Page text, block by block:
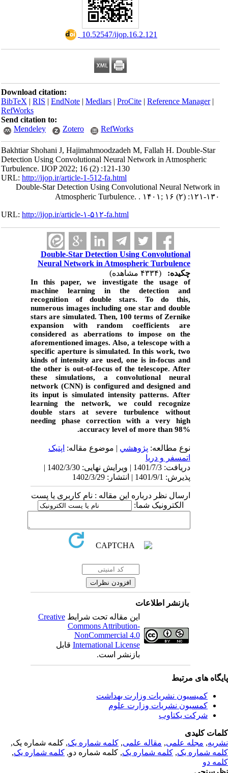
‎ 10.52547/ijop.16.2.121
Download citation:
BibTeX|RIS|EndNote|Medlars|ProCite|Reference Manager
RefWorks
Send citation to:
Mendeley
Zotero RefWorks
Bakhtiar Shohani J, Hajimahmoodzadeh M, Fallah H. Double-Star
Detection Using Convolutional Neural Network in Atmospheric
Turbulence. IJOP 2022; 16 (2) :121-130
URL:http://ijop.ir/article-1-512-fa.html
Double-Star Detection Using Convolutional Neural Network in
Atmospheric Turbulence. . ۱۴۰۱; ۱۶ (۲) :۱۲۱-۱۳۰
URL:http://ijop.ir/article-۱-۵۱۲-fa.html
Double-Star Detection Using Convolutional
Neural Network in Atmospheric Turbulence
چکیده:
In this paper, we investigate the usage of
machine learning in the detection and
recognition of double stars. To do this,
numerous images including one star and double
stars are simulated. Then, 100 terms of Zernike
expansion with random coefficients are
considered as aberrations to impose on the
aforementioned images. Also, a telescope with a
specific aperture is simulated. In this work, two
kinds of intensity are used, one is in-focus and
the other is out-of-focus of the telescope. After
these simulations, a convolutional neural
network (CNN) is configured and designed and
its input is simulated intensity patterns. After
learning the network, we could recognize
double stars at severe turbulence without
needing phase correction with a very high
accuracy level of more than 98%.
نوع مطالعه:پژوهشي| موضوع مقاله:اپتیک
اتمسفر و دریا
دریافت: 1401/7/3 | ویرایش نهایی: 1402/3/30 |
پذیرش: 1401/9/1 | انتشار: 1402/3/29
ارسال نظر درباره این مقاله : نام کاربری یا پست
الکترونیک شما:
بازنشر اطلاعات
این مقاله تحت شرایطCreative
Commons Attribution-
NonCommercial 4.0
International Licenseقابل
بازنشر است.
های مرتبط
کمیسیون نشریات وزارت بهداشت
کمسیون نشریات وزارت علوم
شرکت یکتاوب
کلیدی
,مجله علمی, مقاله علمی, کلمه شماره یک, کلمه شماره یک,
شماره یک,کلمه شماره یک, کلمه شماره دو,کلمه شماره یک,
دو